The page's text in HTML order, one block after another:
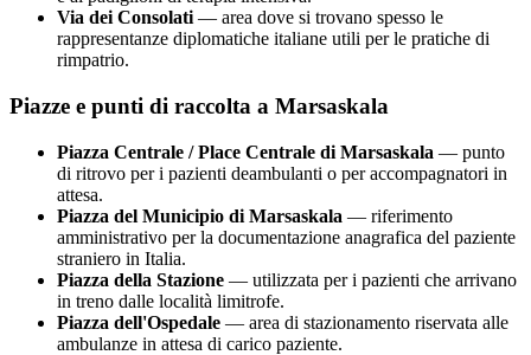
Via dei Consolati — area dove si trovano spesso le
rappresentanze diplomatiche italiane utili per le pratiche di
rimpatrio.
Piazze e punti di raccolta a Marsaskala
Piazza Centrale / Place Centrale di Marsaskala — punto
di ritrovo per i pazienti deambulanti o per accompagnatori in
attesa.
Piazza del Municipio di Marsaskala — riferimento
amministrativo per la documentazione anagrafica del paziente
straniero in Italia.
Piazza della Stazione — utilizzata per i pazienti che arrivano
in treno dalle località limitrofe.
Piazza dell'Ospedale — area di stazionamento riservata alle
ambulanze in attesa di carico paziente.